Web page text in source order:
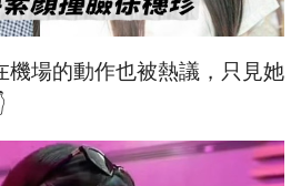
機場的動作也被熱議，只見她